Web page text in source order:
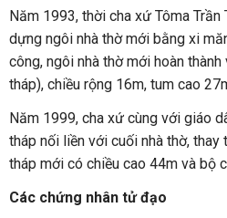
Năm 1993, thời cha xứ Tôma Trần
dựng ngôi nhà thờ mới bằng xi
công, ngôi nhà thờ mới hoàn
tháp), chiều rộng 16m, tum cao
Năm 1999, cha xứ cùng với giáo
tháp nối liền với cuối nhà thờ, thay
tháp mới có chiều cao 44m và bộ
Các chứng nhân tử đạo